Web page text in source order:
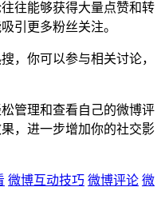
往能够获得大量点赞和转
引更多粉丝关注。
，你可以参与相关讨论，
管理和查看自己的微博评
，进一步增加你的社交影
微博互动技巧 微博评论 微